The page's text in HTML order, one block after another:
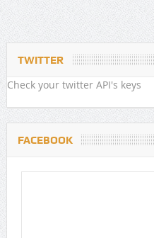
TWITTER
Check your twitter API's keys
FACEBOOK